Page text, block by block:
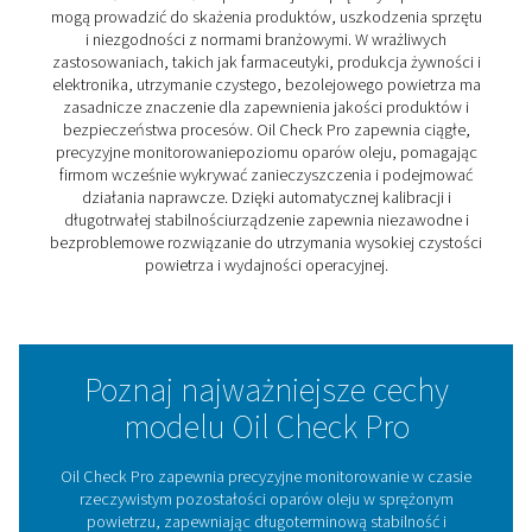
produktów mają kluczowe znaczenie. Oil Check Pro to
precyzyjny system monitorowania, który mierzy
oleju w czasie rzeczywistym, zapewniając zgodność z
rygorystycznymi normami jakości powietrza.
Dzięki funkcjom automatycznej kalibracji i
zapewnia długotrwałą stabilność i stałą dokładność.
Użytkownicy mogą również przeprowadzać kalibrację
miejscu przy użyciu butli z gazem testowym, eliminując
konieczność przestojów. Przeznaczony zarówno do
Niezależnie od tego, czy jest używany do
procesów, monitorowania zgodności, czy do
kontroli punktowych, Oil Check Pro dostarcza danych i
niezawodności potrzebnych do utrzymania czystego,
jakości sprężonego powietrza.